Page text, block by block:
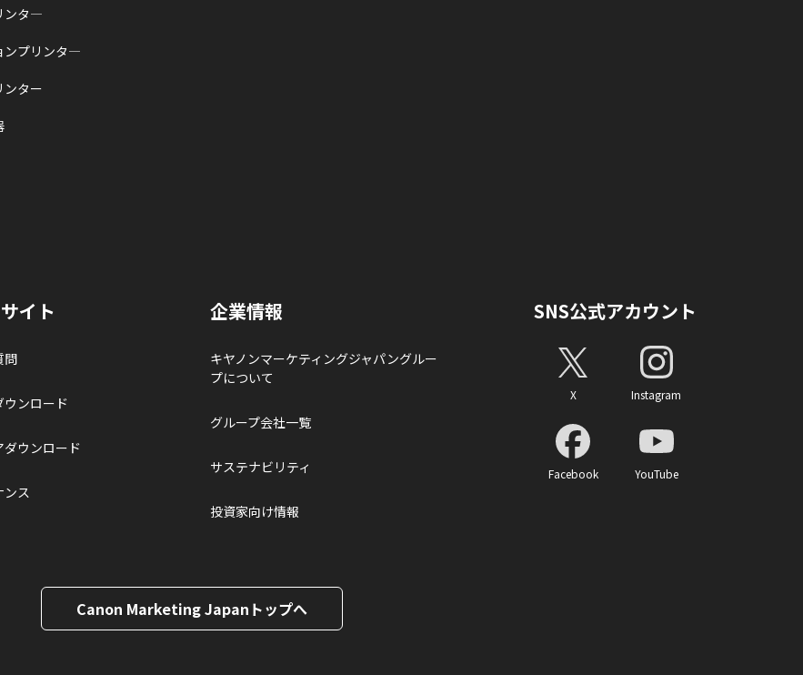
ンタ―
ンプリンタ―
ンター
イト
問
ンロード
ウンロード
ンス
企業情報
キヤノンマーケティングジャパングルー
プについて
グループ会社一覧
サステナビリティ
投資家向け情報
SNS公式アカウント
X Instagram
Facebook YouTube
Canon Marketing Japanトップへ